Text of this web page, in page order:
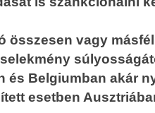
összesen vagy
és Belgiumban akár
esetben